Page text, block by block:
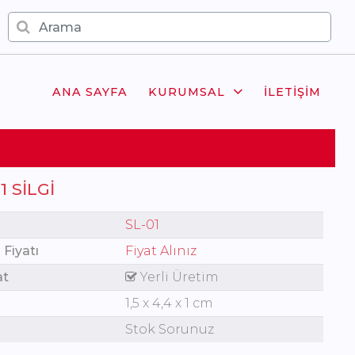
ANA SAYFA KURUMSAL İLETIŞIM
SILGI
SL-01
Fiyat Alınız
Yerli Üretim
1,5 x 4,4 x 1 cm
Stok Sorunuz